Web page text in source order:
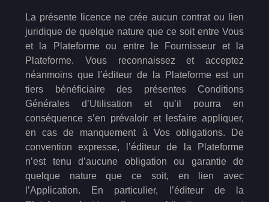
La présente licence ne crée aucun contrat ou lien
juridique de quelque nature que ce soit entre Vous
et la Plateforme ou entre le Fournisseur et la
Plateforme. Vous reconnaissez et acceptez
néanmoins que l’éditeur de la Plateforme est un
tiers bénéficiaire des présentes Conditions
Générales d’Utilisation et qu’il pourra en
conséquence s’en prévaloir et lesfaire appliquer,
en cas de manquement à Vos obligations. De
convention expresse, l’éditeur de la Plateforme
n’est tenu d’aucune obligation ou garantie de
quelque nature que ce soit, en lien avec
l’Application. En particulier, l’éditeur de la